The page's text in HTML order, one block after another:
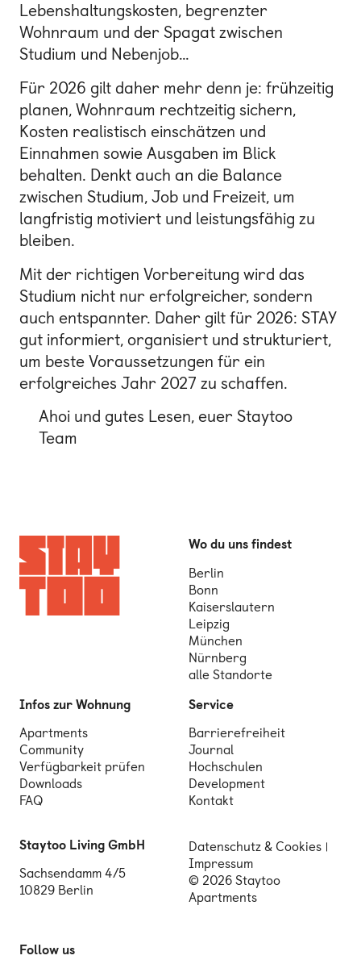
Lebenshaltungskosten, begrenzter
Wohnraum und der Spagat zwischen
Studium und Nebenjob…
Für 2026 gilt daher mehr denn je: frühzeitig
planen, Wohnraum rechtzeitig sichern,
Kosten realistisch einschätzen und
Einnahmen sowie Ausgaben im Blick
behalten. Denkt auch an die Balance
zwischen Studium, Job und Freizeit, um
langfristig motiviert und leistungsfähig zu
bleiben.
Mit der richtigen Vorbereitung wird das
Studium nicht nur erfolgreicher, sondern
auch entspannter. Daher gilt für 2026: STAY
gut informiert, organisiert und strukturiert,
um beste Voraussetzungen für ein
erfolgreiches Jahr 2027 zu schaffen.
Ahoi und gutes Lesen, euer Staytoo
Team
Wo du uns findest
Berlin
Bonn
Kaiserslautern
Leipzig
München
Nürnberg
alle Standorte
Infos zur Wohnung
Apartments
Community
Verfügbarkeit prüfen
Downloads
FAQ
Service
Barrierefreiheit
Journal
Hochschulen
Development
Kontakt
Staytoo Living GmbH
Sachsendamm 4/5
10829 Berlin
Datenschutz & Cookies
Impressum
© 2026 Staytoo
Apartments
Follow us